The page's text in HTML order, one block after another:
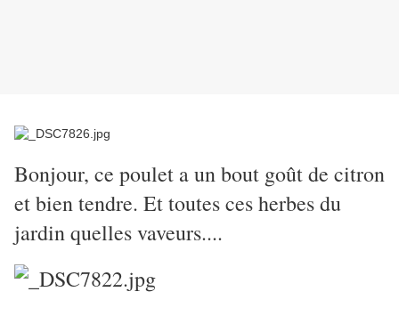
Bonjour, ce poulet a un bout goût de citron
et bien tendre. Et toutes ces herbes du
jardin quelles vaveurs....